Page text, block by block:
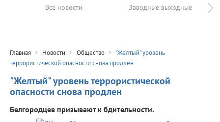
Все новости Заводные выходные
Главная Новости Общество
"Желтый" уровень
террористической опасности снова продлен
"Желтый" уровень террористической
опасности снова продлен
Белгородцев призывают к бдительности.